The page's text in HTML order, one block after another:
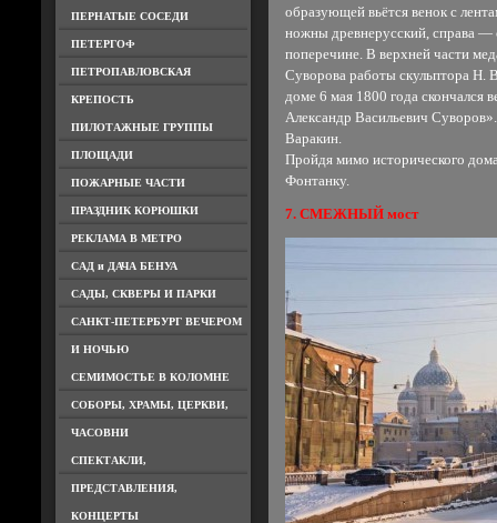
ПЕРНАТЫЕ СОСЕДИ
ПЕТЕРГОФ
ПЕТРОПАВЛОВСКАЯ
КРЕПОСТЬ
ПИЛОТАЖНЫЕ ГРУППЫ
ПЛОЩАДИ
ПОЖАРНЫЕ ЧАСТИ
ПРАЗДНИК КОРЮШКИ
РЕКЛАМА В МЕТРО
САД и ДАЧА БЕНУА
САДЫ, СКВЕРЫ И ПАРКИ
САНКТ-ПЕТЕРБУРГ ВЕЧЕРОМ
И НОЧЬЮ
СЕМИМОСТЬЕ В КОЛОМНЕ
СОБОРЫ, ХРАМЫ, ЦЕРКВИ,
ЧАСОВНИ
СПЕКТАКЛИ,
ПРЕДСТАВЛЕНИЯ,
КОНЦЕРТЫ
образующей вьётся венок с
ножны древнерусский, справа
поперечине. В верхней части
Суворова работы скульптора
доме 6 мая 1800 года скончался
Александр Васильевич
Варакин.
Пройдя мимо исторического
Фонтанку.
7. СМЕЖНЫЙ мост